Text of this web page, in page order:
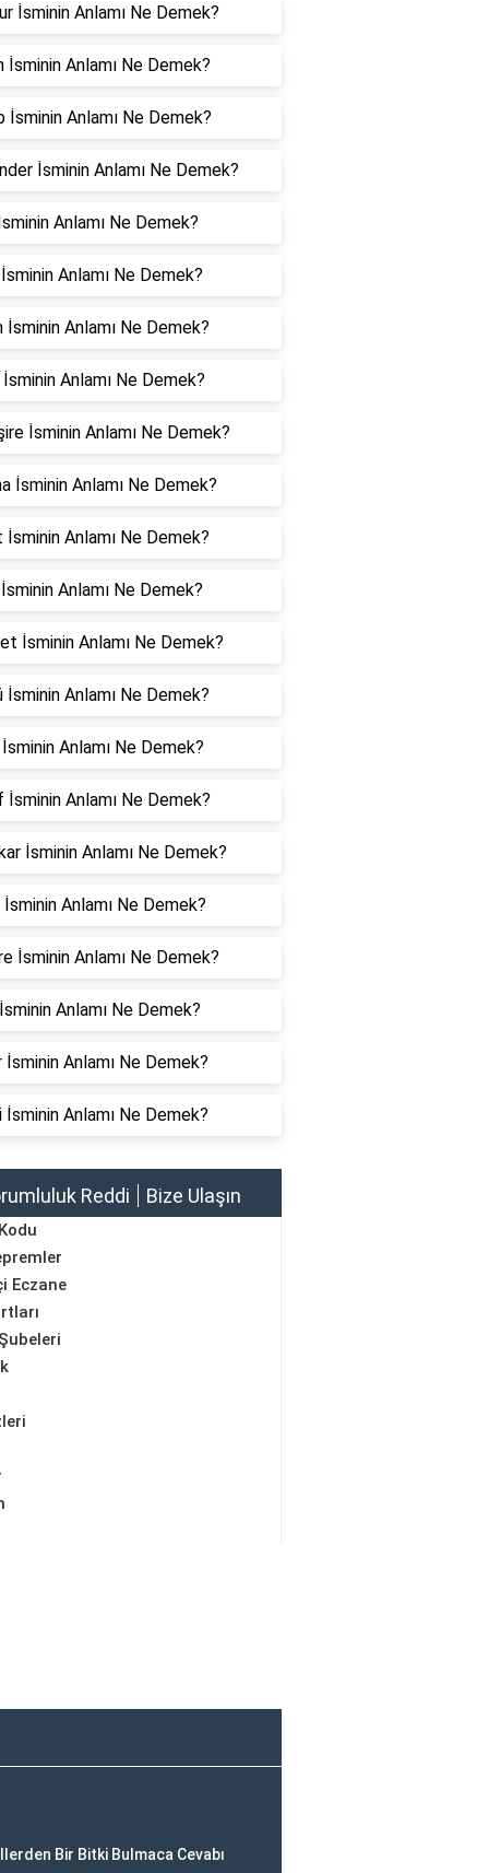
İsminin Anlamı Ne Demek?
İsminin Anlamı Ne Demek?
İsminin Anlamı Ne Demek?
İsminin Anlamı Ne Demek?
Anlamı Ne Demek?
Anlamı Ne Demek?
İsminin Anlamı Ne Demek?
Anlamı Ne Demek?
İsminin Anlamı Ne Demek?
İsminin Anlamı Ne Demek?
Anlamı Ne Demek?
Anlamı Ne Demek?
İsminin Anlamı Ne Demek?
İsminin Anlamı Ne Demek?
Anlamı Ne Demek?
İsminin Anlamı Ne Demek?
İsminin Anlamı Ne Demek?
Anlamı Ne Demek?
İsminin Anlamı Ne Demek?
Anlamı Ne Demek?
İsminin Anlamı Ne Demek?
İsminin Anlamı Ne Demek?
Reddi Bize Ulaşın
Eczane
Bir Bitki Bulmaca Cevabı